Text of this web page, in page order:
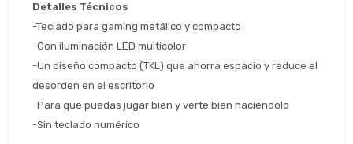
Detalles Técnicos
-Teclado para gaming metálico y compacto
-Con iluminación LED multicolor
-Un diseño compacto (TKL) que ahorra espacio y reduce el
desorden en el escritorio
-Para que puedas jugar bien y verte bien haciéndolo
-Sin teclado numérico
tarjeta de crédito
Seleccioná Pago Después como metodo
de pago
Parece que no tenes oferta, lamentamos
contactanos en
preguntas@pagodespues.com.uy
¡Algo salió mal!
Por favor intenta nuevamente mas tarde.